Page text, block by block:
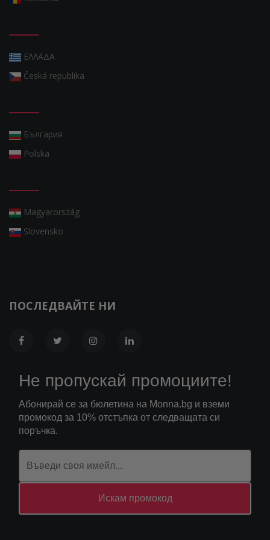
ΕΛΛΑΔΑ
Česká republika
България
Polska
Magyarország
Slovensko
ПОСЛЕДВАЙТЕ НИ
Не пропускай промоциите!
Абонирай се за бюлетина на Monna.bg и вземи
промокод за 10% отстъпка от следващата си
поръчка.
Искам промокод